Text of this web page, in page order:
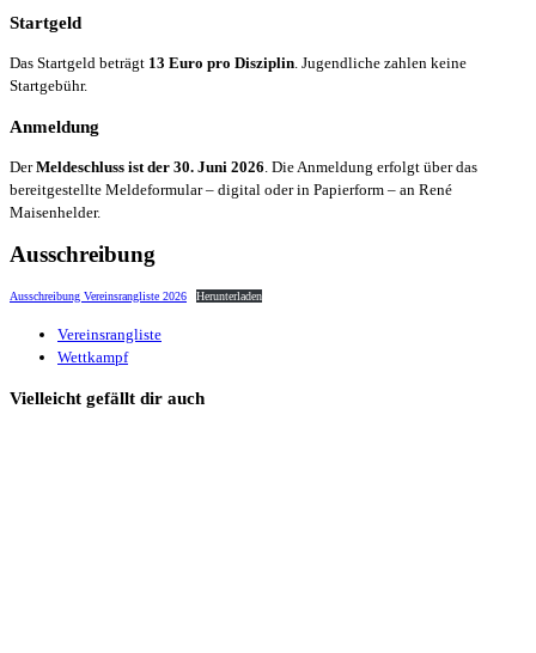
Startgeld
Das Startgeld beträgt 13 Euro pro Disziplin . Jugendliche zahlen keine
Startgebühr.
Anmeldung
DerMeldeschluss ist der 30. Juni 2026 . Die Anmeldung erfolgt über das
bereitgestellte Meldeformular – digital oder in Papierform – an René
Maisenhelder.
Ausschreibung
Ausschreibung Vereinsrangliste 2026 Herunterladen
Vereinsrangliste
Wettkampf
Vielleicht gefällt dir auch